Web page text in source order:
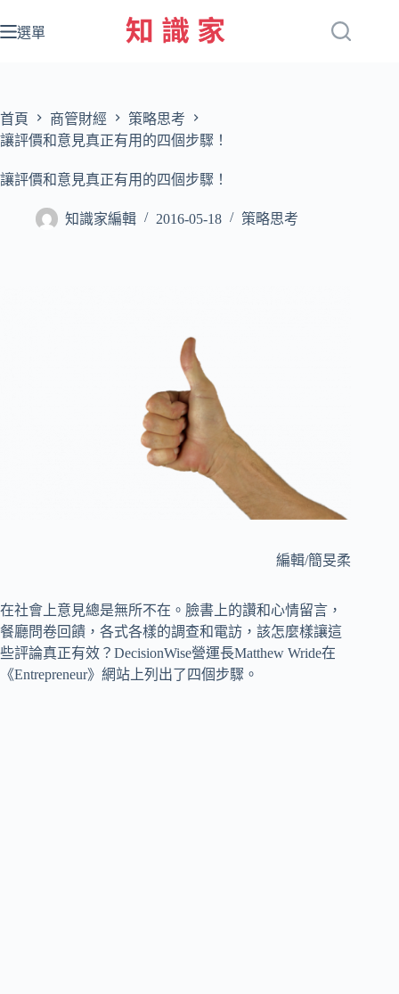
至
容
選單
首頁 商管財經
策略思考
讓評價和意見真正有用的四個步驟！
讓評價和意見真正有用的四個步驟！
知識家編輯 2016-05-18 策略思考
編輯/簡旻柔
在社會上意見總是無所不在。臉書上的讚和心情留言，
餐廳問卷回饋，各式各樣的調查和電訪，該怎麼樣讓這
些評論真正有效？DecisionWise營運長Matthew Wride在
《Entrepreneur》網站上列出了四個步驟。